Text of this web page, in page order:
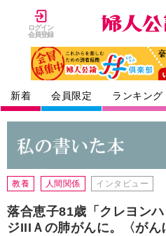
ログイン
会員登録
新着 会員限定 ランキング
教養 人間関係 インタビュー
落合恵子81歳「クレヨン
ジIIIＡの肺がんに。〈が